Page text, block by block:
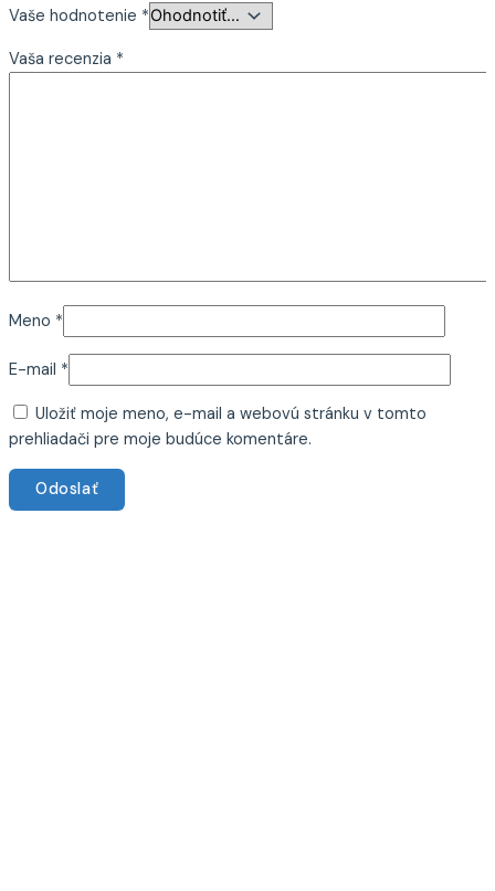
Vaše hodnotenie *
Vaša recenzia *
Meno *
E-mail *
Uložiť moje meno, e-mail a webovú stránku v tomto
prehliadači pre moje budúce komentáre.